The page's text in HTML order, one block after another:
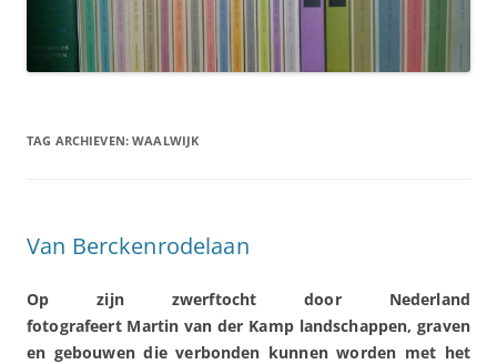
TAG ARCHIEVEN:WAALWIJK
Van Berckenrodelaan
Op zijn zwerftocht door Nederland
fotografeert Martin van der Kamp landschappen, graven
en gebouwen die verbonden kunnen worden met het